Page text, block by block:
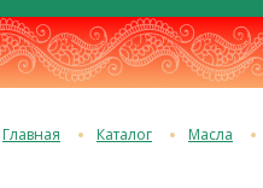
Главная Каталог Масла